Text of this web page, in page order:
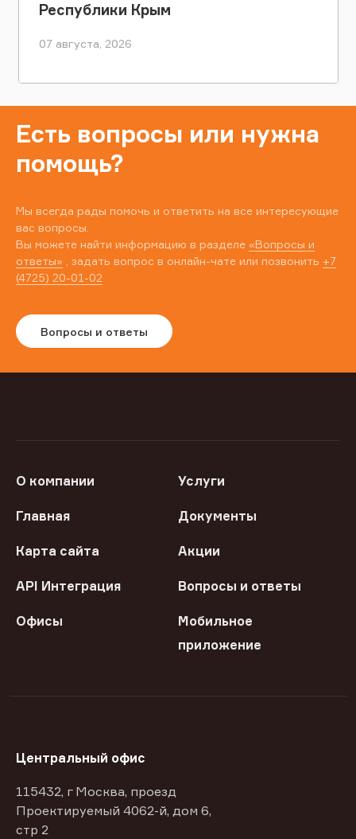
Республики Крым
07 августа, 2026
Есть вопросы или нужна
помощь?
Мы всегда рады помочь и ответить на все интересующие
вас вопросы.
Вы можете найти информацию в разделе «Вопросы и
ответы» , задать вопрос в онлайн-чате или позвонить +7
(4725) 20-01-02
Вопросы и ответы
О компании Услуги
Главная Документы
Карта сайта Акции
API Интеграция Вопросы и ответы
Офисы
Мобильное
приложение
Центральный офис
115432, г Москва, проезд
Проектируемый 4062-й, дом 6,
стр 2